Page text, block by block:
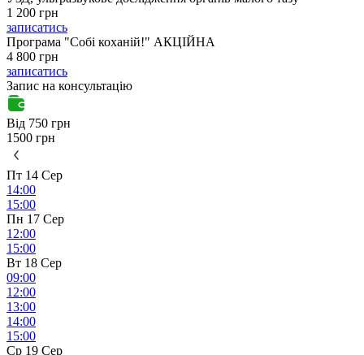
1 200 грн
записатись
Програма "Собі коханій!" АКЦІЙНА
4 800 грн
записатись
Запис на консультацію
Від 750 грн
1500 грн
Пт 14 Сер
14:00
15:00
Пн 17 Сер
12:00
15:00
Вт 18 Сер
09:00
12:00
13:00
14:00
15:00
Ср 19 Сер